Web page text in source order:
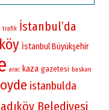
trafik İstanbul’da
İstanbul Büyükşehir
arac kaza gazetesi baskan
istanbulda
Belediyesi